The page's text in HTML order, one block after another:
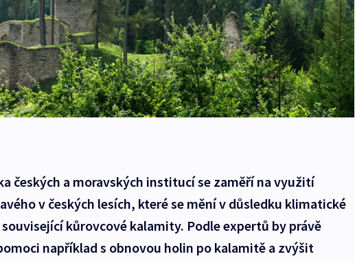
českých a moravských institucí se zaměří na využití
v českých lesích, které se mění v důsledku klimatické
kůrovcové kalamity. Podle expertů by právě
například s obnovou holin po kalamitě a zvýšit